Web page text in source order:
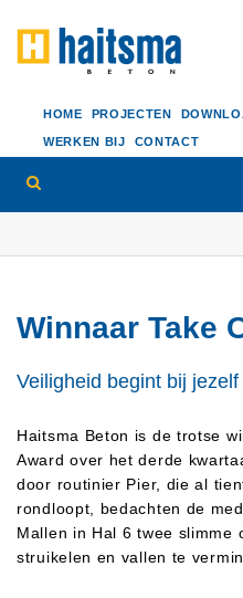
HOME PROJECTEN
WERKEN BIJ CONTACT
Winnaar Take
Veiligheid begint bij jezelf
Haitsma Beton is de trotse
Award over het derde
door routinier Pier, die al
rondloopt, bedachten de
Mallen in Hal 6 twee slimme
struikelen en vallen te